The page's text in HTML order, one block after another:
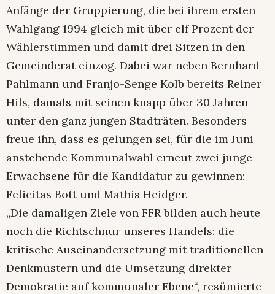
Anfänge der Gruppierung, die bei ihrem ersten
Wahlgang 1994 gleich mit über elf Prozent der
Wählerstimmen und damit drei Sitzen in den
Gemeinderat einzog. Dabei war neben Bernhard
Pahlmann und Franjo-Senge Kolb bereits Reiner
Hils, damals mit seinen knapp über 30 Jahren
unter den ganz jungen Stadträten. Besonders
freue ihn, dass es gelungen sei, für die im Juni
anstehende Kommunalwahl erneut zwei junge
Erwachsene für die Kandidatur zu gewinnen:
Felicitas Bott und Mathis Heidger.
„Die damaligen Ziele von FFR bilden auch heute
noch die Richtschnur unseres Handels: die
kritische Auseinandersetzung mit traditionellen
Denkmustern und die Umsetzung direkter
Demokratie auf kommunaler Ebene“, resümierte